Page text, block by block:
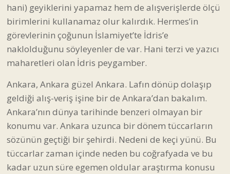
hani) geyiklerini yapamaz hem de alışverişlerde ölçü
birimlerini kullanamaz olur kalırdık. Hermes’in
görevlerinin çoğunun İslamiyet’te İdris’e
naklolduğunu söyleyenler de var. Hani terzi ve yazıcı
maharetleri olan İdris peygamber.
Ankara, Ankara güzel Ankara. Lafın dönüp dolaşıp
geldiği alış-veriş işine bir de Ankara’dan bakalım.
Ankara’nın dünya tarihinde benzeri olmayan bir
konumu var. Ankara uzunca bir dönem tüccarların
sözünün geçtiği bir şehirdi. Nedeni de keçi yünü. Bu
tüccarlar zaman içinde neden bu coğrafyada ve bu
kadar uzun süre egemen oldular araştırma konusu